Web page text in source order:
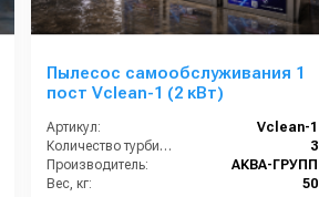
Пылесос самообслуживания 1
пост Vclean-1 (2 кВт)
Артикул:
Vclean-1
Количество турбин (шт):
3
Производитель:
АКВА-ГРУПП
Вес, кг:
50